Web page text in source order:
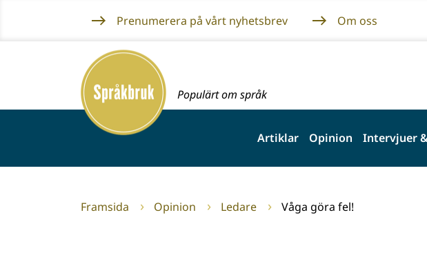
innehållet
Prenumerera på vårt nyhetsbrev Om oss
Framsida
Populärt om språk
Artiklar Opinion Intervjuer
Framsida Opinion Ledare Våga göra fel!